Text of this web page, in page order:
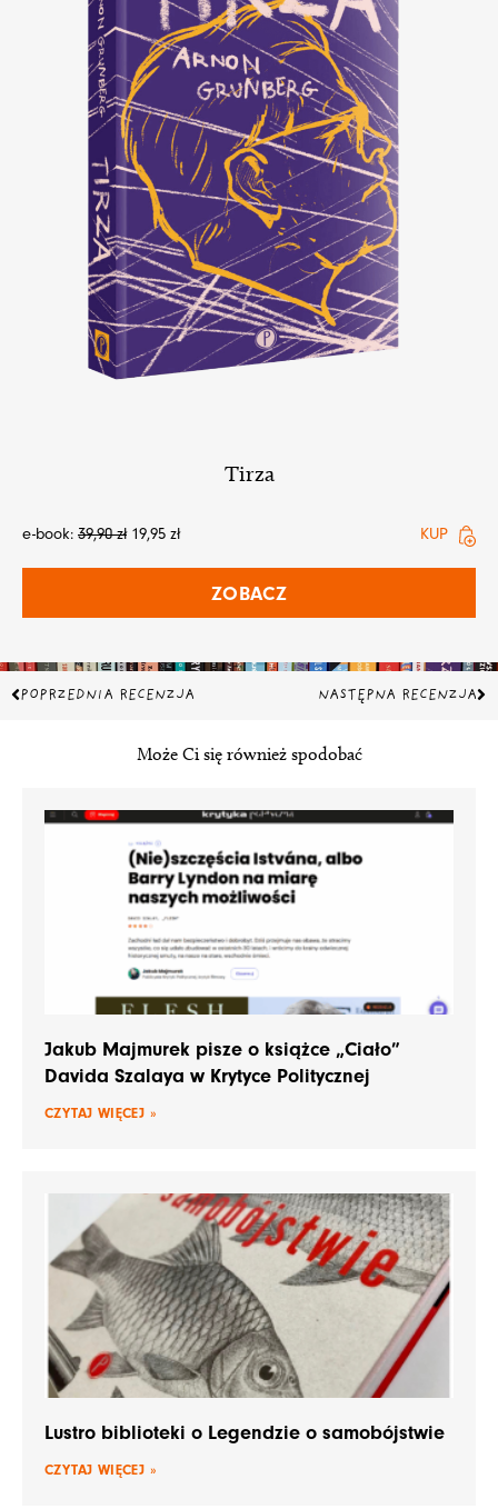
Tirza
e-book: 39,90zł 19,95 zł KUP
ZOBACZ
Prev
POPRZEDNIA RECENZJA NASTĘPNA RECENZJA
Może Ci się również spodobać
Jakub Majmurek pisze o książce „Ciało”
Davida Szalaya w Krytyce Politycznej
CZYTAJ WIĘCEJ »
Lustro biblioteki o Legendzie o samobójstwie
CZYTAJ WIĘCEJ »